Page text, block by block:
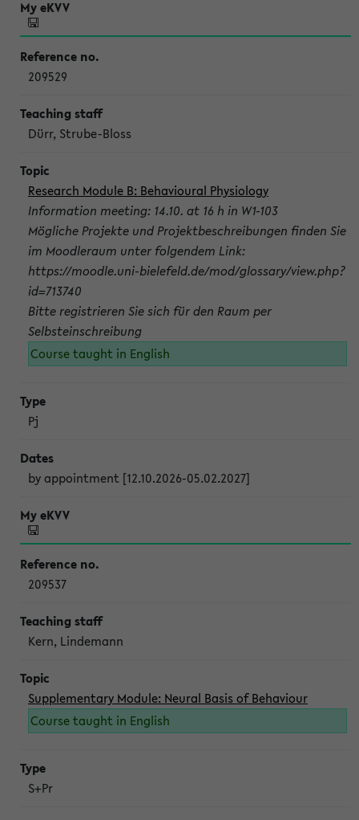
209529
Dürr, Strube-Bloss
Research Module B: Behavioural Physiology
Information meeting: 14.10. at 16 h in W1-103
Mögliche Projekte und Projektbeschreibungen finden Sie
im Moodleraum unter folgendem Link:
https://moodle.uni-bielefeld.de/mod/glossary/view.php?
id=713740
Bitte registrieren Sie sich für den Raum per
Selbsteinschreibung
Course taught in English
Pj
by appointment [12.10.2026-05.02.2027]
209537
Kern, Lindemann
Supplementary Module: Neural Basis of Behaviour
Course taught in English
S+Pr